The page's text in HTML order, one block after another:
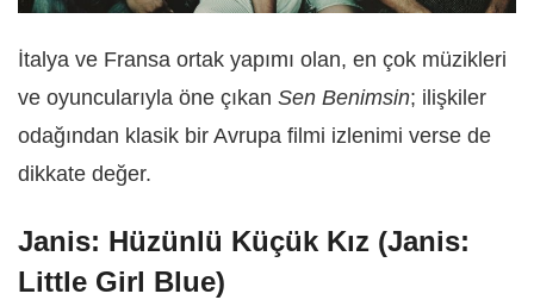
İtalya ve Fransa ortak yapımı olan, en çok müzikleri
ve oyuncularıyla öne çıkan Sen Benimsin; ilişkiler
odağından klasik bir Avrupa filmi izlenimi verse de
dikkate değer.
Janis: Hüzünlü Küçük Kız (Janis:
Little Girl Blue)